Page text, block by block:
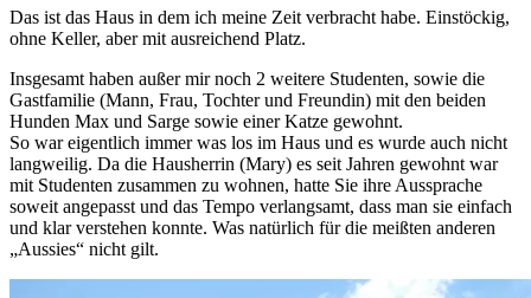
Das ist das Haus in dem ich meine Zeit verbracht habe. Einstöckig,
ohne Keller, aber mit ausreichend Platz.
Insgesamt haben außer mir noch 2 weitere Studenten, sowie die
Gastfamilie (Mann, Frau, Tochter und Freundin) mit den beiden
Hunden Max und Sarge sowie einer Katze gewohnt.
So war eigentlich immer was los im Haus und es wurde auch nicht
langweilig. Da die Hausherrin (Mary) es seit Jahren gewohnt war
mit Studenten zusammen zu wohnen, hatte Sie ihre Aussprache
soweit angepasst und das Tempo verlangsamt, dass man sie einfach
und klar verstehen konnte. Was natürlich für die meißten anderen
„Aussies“ nicht gilt.